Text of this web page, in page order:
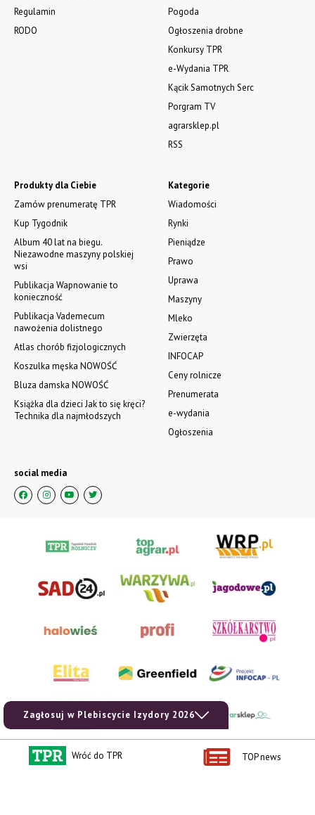
Zagłosuj w Plebiscycie Izydory 2026
Regulamin
RODO
Kategorie
Wiadomości
Rynki
Pieniądze
Prawo
Uprawa
Maszyny
Mleko
Zwierzęta
INFOCAP
Ceny rolnicze
Prenumerata
e-wydania
Ogłoszenia
Produkty dla Ciebie
Zamów prenumeratę TPR
Kup Tygodnik
Album 40 lat na biegu.
Niezawodne maszyny polskiej
wsi
Publikacja Wapnowanie to
konieczność
Publikacja Vademecum
nawożenia dolistnego
Atlas chorób fizjologicznych
Koszulka męska NOWOŚĆ
Bluza damska NOWOŚĆ
Książka dla dzieci Jak to się kręci?
Technika dla najmłodszych
Pogoda
Ogłoszenia drobne
Konkursy TPR
e-Wydania TPR
Kącik Samotnych Serc
Porgram TV
agrarsklep.pl
RSS
social media
Wróć do TPR TOP news